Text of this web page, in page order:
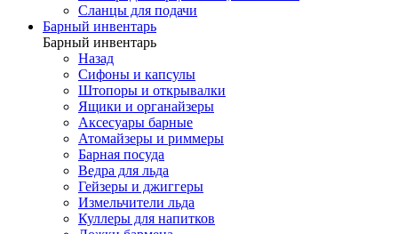
Сланцы для подачи
Барный инвентарь
Барный инвентарь
Назад
Сифоны и капсулы
Штопоры и открывалки
Ящики и органайзеры
Аксесуары барные
Атомайзеры и риммеры
Барная посуда
Ведра для льда
Гейзеры и джиггеры
Измельчители льда
Куллеры для напитков